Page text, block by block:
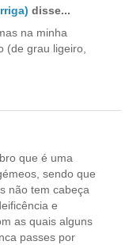
disse...
na minha
(de grau ligeiro,
que é uma
sendo que
não tem cabeça
e
as quais alguns
passes por